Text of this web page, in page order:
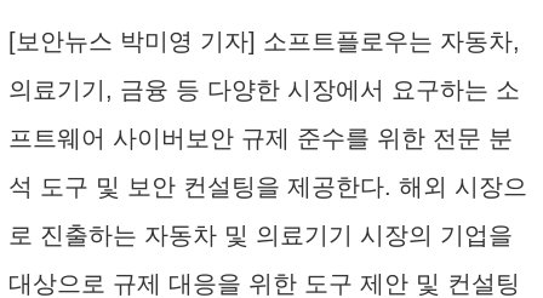
[보안뉴스 박미영 기자] 소프트플로우는 자동차,
의료기기, 금융 등 다양한 시장에서 요구하는 소
프트웨어 사이버보안 규제 준수를 위한 전문 분
석 도구 및 보안 컨설팅을 제공한다. 해외 시장으
로 진출하는 자동차 및 의료기기 시장의 기업을
대상으로 규제 대응을 위한 도구 제안 및 컨설팅